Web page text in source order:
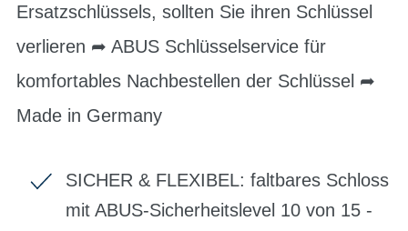
Ersatzschlüssels, sollten Sie ihren Schlüssel
verlieren ➦ ABUS Schlüsselservice für
komfortables Nachbestellen der Schlüssel ➦
Made in Germany
SICHER & FLEXIBEL: faltbares Schloss
mit ABUS-Sicherheitslevel 10 von 15 -